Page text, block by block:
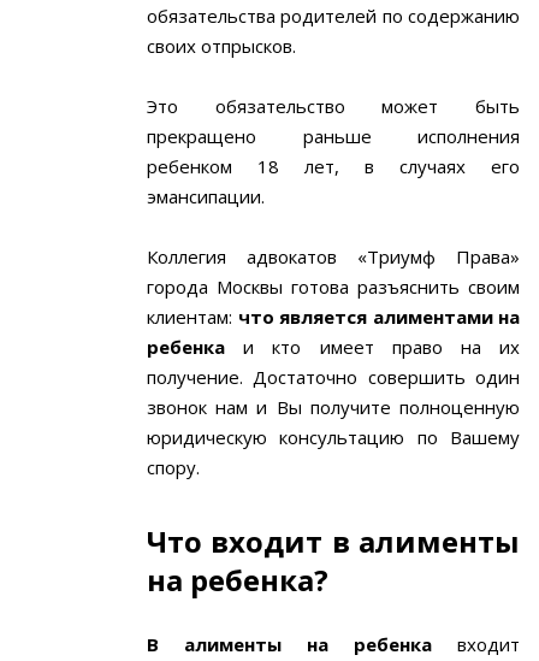
обязательства родителей по содержанию
своих отпрысков.
Это обязательство может быть
прекращено раньше исполнения
ребенком 18 лет, в случаях его
эмансипации.
Коллегия адвокатов «Триумф Права»
города Москвы готова разъяснить своим
клиентам: что является алиментами на
ребенка и кто имеет право на их
получение. Достаточно совершить один
звонок нам и Вы получите полноценную
юридическую консультацию по Вашему
спору.
Что входит в алименты
на ребенка?
В алименты на ребенка входит